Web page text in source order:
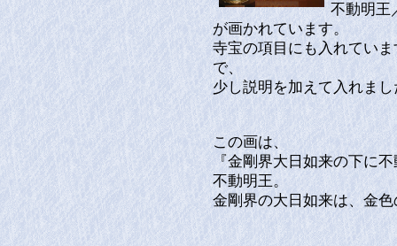
不動明王
が画かれています。
寺宝の項目にも入れてい
で、
少し説明を加えて入れま
この画は、
『金剛界大日如来の下に
不動明王。
金剛界の大日如来は、金